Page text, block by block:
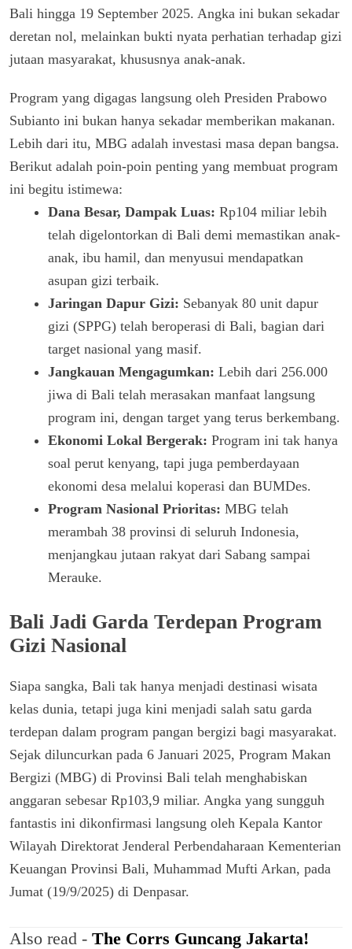
Bali hingga 19 September 2025. Angka ini bukan sekadar
deretan nol, melainkan bukti nyata perhatian terhadap gizi
jutaan masyarakat, khususnya anak-anak.
Program yang digagas langsung oleh Presiden Prabowo
Subianto ini bukan hanya sekadar memberikan makanan.
Lebih dari itu, MBG adalah investasi masa depan bangsa.
Berikut adalah poin-poin penting yang membuat program
ini begitu istimewa:
Dana Besar, Dampak Luas: Rp104 miliar lebih
telah digelontorkan di Bali demi memastikan anak-
anak, ibu hamil, dan menyusui mendapatkan
asupan gizi terbaik.
Jaringan Dapur Gizi: Sebanyak 80 unit dapur
gizi (SPPG) telah beroperasi di Bali, bagian dari
target nasional yang masif.
Jangkauan Mengagumkan: Lebih dari 256.000
jiwa di Bali telah merasakan manfaat langsung
program ini, dengan target yang terus berkembang.
Ekonomi Lokal Bergerak: Program ini tak hanya
soal perut kenyang, tapi juga pemberdayaan
ekonomi desa melalui koperasi dan BUMDes.
Program Nasional Prioritas: MBG telah
merambah 38 provinsi di seluruh Indonesia,
menjangkau jutaan rakyat dari Sabang sampai
Merauke.
Bali Jadi Garda Terdepan Program
Gizi Nasional
Siapa sangka, Bali tak hanya menjadi destinasi wisata
kelas dunia, tetapi juga kini menjadi salah satu garda
terdepan dalam program pangan bergizi bagi masyarakat.
Sejak diluncurkan pada 6 Januari 2025, Program Makan
Bergizi (MBG) di Provinsi Bali telah menghabiskan
anggaran sebesar Rp103,9 miliar. Angka yang sungguh
fantastis ini dikonfirmasi langsung oleh Kepala Kantor
Wilayah Direktorat Jenderal Perbendaharaan Kementerian
Keuangan Provinsi Bali, Muhammad Mufti Arkan, pada
Jumat (19/9/2025) di Denpasar.
Also read - The Corrs Guncang Jakarta!